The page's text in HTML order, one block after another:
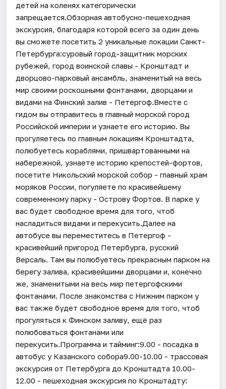
детей на коленях категорически
запрещается.Обзорная автобусно-пешеходная
экскурсия, благодаря которой всего за один день
вы сможете посетить 2 уникальные локации Санкт-
Петербурга:суровый город-защитник морских
рубежей, город воинской славы - Кронштадт и
дворцово-парковый ансамбль, знаменитый на весь
мир своими роскошными фонтанами, дворцами и
видами на Финский залив - Петергоф.Вместе с
гидом вы отправитесь в главный морской город
Российской империи и узнаете его историю. Вы
прогуляетесь по главным локациям Кронштадта,
полюбуетесь кораблями, пришвартованными на
набережной, узнаете историю крепостей-фортов,
посетите Никольский морской собор - главный храм
моряков России, погуляете по красивейшему
современному парку - Острову Фортов. В парке у
вас будет свободное время для того, чтоб
насладиться видами и перекусить.Далее на
автобусе вы переместитесь в Петергоф -
красивейший пригород Петербурга, русский
Версаль. Там вы полюбуетесь прекрасным парком на
берегу залива, красивейшими дворцами и, конечно
же, знаменитыми на весь мир петергофскими
фонтанами. После знакомства с Нижним парком у
вас также будет свободное время для того, чтоб
прогуляться к Финском заливу, ещё раз
полюбоваться фонтанами или
перекусить.Программа и тайминг:9.00 - посадка в
автобус у Казанского собора9.00-10.00 - трассовая
экскурсия от Петербурга до Кронштадта 10.00-
12.00 - пешеходная экскурсия по Кронштадту: